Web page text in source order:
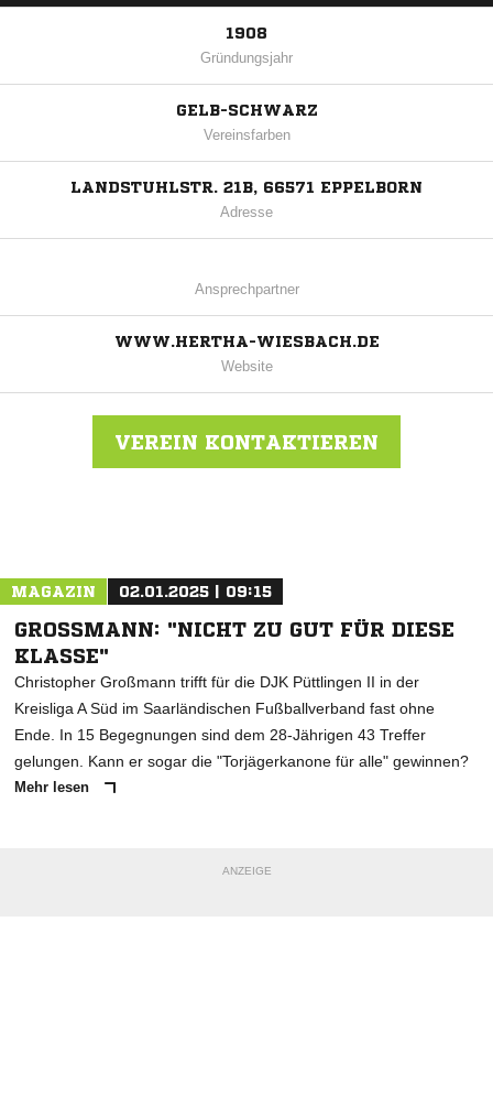
1908
Gründungsjahr
GELB-SCHWARZ
Vereinsfarben
LANDSTUHLSTR. 21B, 66571 EPPELBORN
Adresse
Ansprechpartner
WWW.HERTHA-WIESBACH.DE
Website
VEREIN KONTAKTIEREN
MAGAZIN 02.01.2025 | 09:15
GROSSMANN: "NICHT ZU GUT FÜR DIESE K
LASSE"
Christopher Großmann trifft für die DJK Püttlingen II in der
Kreisliga A Süd im Saarländischen Fußballverband fast ohne
Ende. In 15 Begegnungen sind dem 28-Jährigen 43 Treffer
gelungen. Kann er sogar die "Torjägerkanone für alle" gewinnen?
Mehr lesen
ANZEIGE